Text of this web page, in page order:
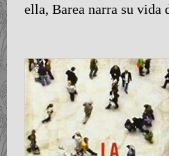
ella, Barea narra su vida